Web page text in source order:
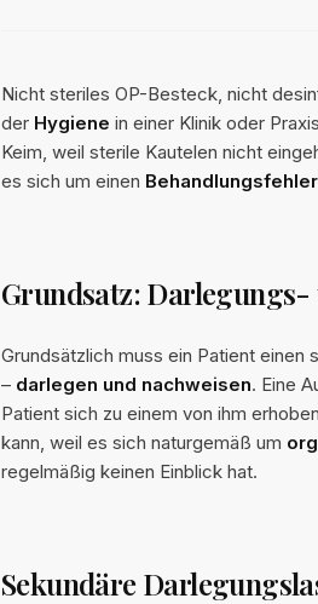
Nicht steriles OP-Besteck, nicht
der Hygiene in einer Klinik oder
Keim, weil sterile Kautelen nicht
es sich um einen Behandlungsfehler
Grundsatz: Darlegungs-
Grundsätzlich muss ein Patient einen
– darlegen und nachweisen. Eine
Patient sich zu einem von ihm
kann, weil es sich naturgemäß um
regelmäßig keinen Einblick hat.
Sekundäre